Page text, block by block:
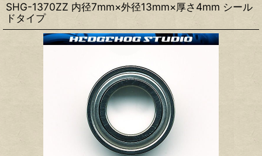
SHG-1370ZZ 内径7mm×外径13mm×厚さ4mm シール
ドタイプ